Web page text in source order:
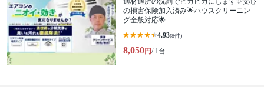
の損害保険加入済み🌟ハウスクリーニン
グ全般対応🌟
4.93(8件)
8,050円/ 1台